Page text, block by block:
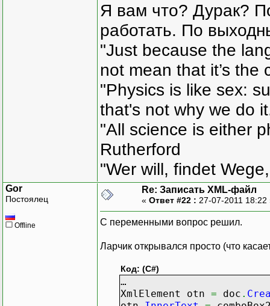
Я вам что? Дурак?
работать. По
"Just because the
not mean that it’s the
"Physics is like sex:
that's not why we do
"All science is either
Rutherford
"Wer will, findet
Gor
Постоялец
Offline
Re: Записать XML-файл
« Ответ #22 : 27-07-2011
С переменными вопрос решил.
Ларчик открывался просто (что
Код: (C#)
…
XmlElement otn = doc .